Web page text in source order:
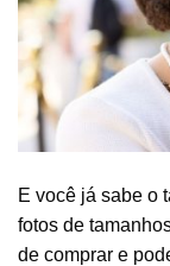
E você já sabe o
fotos de
de comprar e